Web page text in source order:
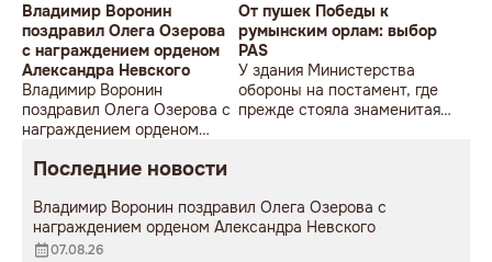
Владимир Воронин
поздравил Олега Озерова
с награждением орденом
Александра Невского
Владимир Воронин
поздравил Олега Озерова с
награждением орденом
От пушек Победы к
румынским орлам: выбор
PAS
У здания Министерства
обороны на постамент, где
прежде стояла знаменитая
Последние новости
Владимир Воронин поздравил Олега Озерова с
награждением орденом Александра Невского
07.08.26